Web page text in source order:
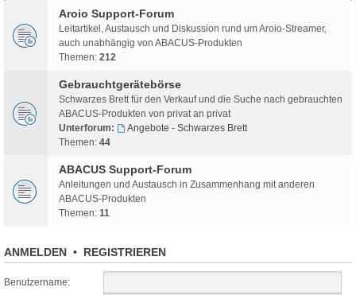
Aroio Support-Forum
Leitartikel, Austausch und Diskussion rund um Aroio-Streamer,
auch unabhängig von ABACUS-Produkten
Themen: 212
Gebrauchtgerätebörse
Schwarzes Brett für den Verkauf und die Suche nach gebrauchten
ABACUS-Produkten von privat an privat
Unterforum:
Angebote - Schwarzes Brett
Themen: 44
ABACUS Support-Forum
Anleitungen und Austausch in Zusammenhang mit anderen
ABACUS-Produkten
Themen: 11
ANMELDEN • REGISTRIEREN
Benutzername: